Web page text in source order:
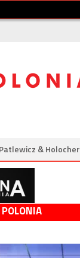
Patlewicz & Holocher